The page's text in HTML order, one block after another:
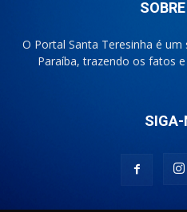
O Portal Santa Teresinha é
Paraíba, trazendo os fatos
SIGA-